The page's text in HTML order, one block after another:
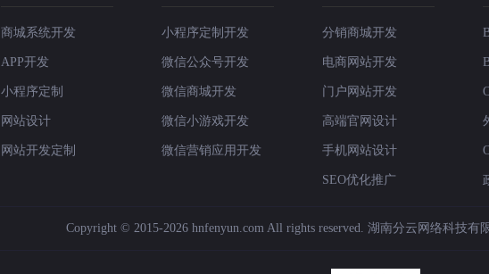
商城系统开发
APP开发
小程序定制
网站设计
网站开发定制
小程序定制开发
微信公众号开发
微信商城开发
微信小游戏开发
微信营销应用开发
分销商城开发
电商网站开发
门户网站开发
高端官网设计
手机网站设计
SEO优化推广
Copyright © 2015-2026 hnfenyun.com All rights reserved. 湖南分云网络科技有